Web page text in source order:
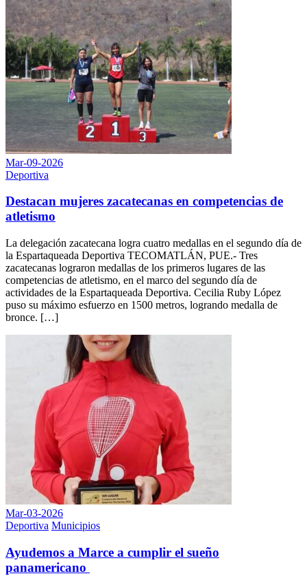
Mar-09-2026
Deportiva
Destacan mujeres zacatecanas en competencias de
atletismo
La delegación zacatecana logra cuatro medallas en el segundo día de
la Espartaqueada Deportiva TECOMATLÁN, PUE.- Tres
zacatecanas lograron medallas de los primeros lugares de las
competencias de atletismo, en el marco del segundo día de
actividades de la Espartaqueada Deportiva. Cecilia Ruby López
puso su máximo esfuerzo en 1500 metros, logrando medalla de
bronce. […]
Mar-03-2026
Deportiva Municipios
Ayudemos a Marce a cumplir el sueño
panamericano